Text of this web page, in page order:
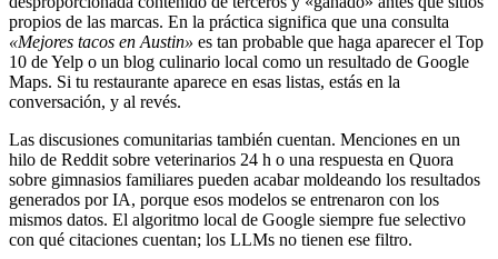
propios de las marcas. En la práctica significa que una consulta
«Mejores tacos en Austin» es tan probable que haga aparecer el Top
10 de Yelp o un blog culinario local como un resultado de Google
Maps. Si tu restaurante aparece en esas listas, estás en la
conversación, y al revés.
Las discusiones comunitarias también cuentan. Menciones en un
hilo de Reddit sobre veterinarios 24 h o una respuesta en Quora
sobre gimnasios familiares pueden acabar moldeando los resultados
generados por IA, porque esos modelos se entrenaron con los
mismos datos. El algoritmo local de Google siempre fue selectivo
con qué citaciones cuentan; los LLMs no tienen ese filtro.